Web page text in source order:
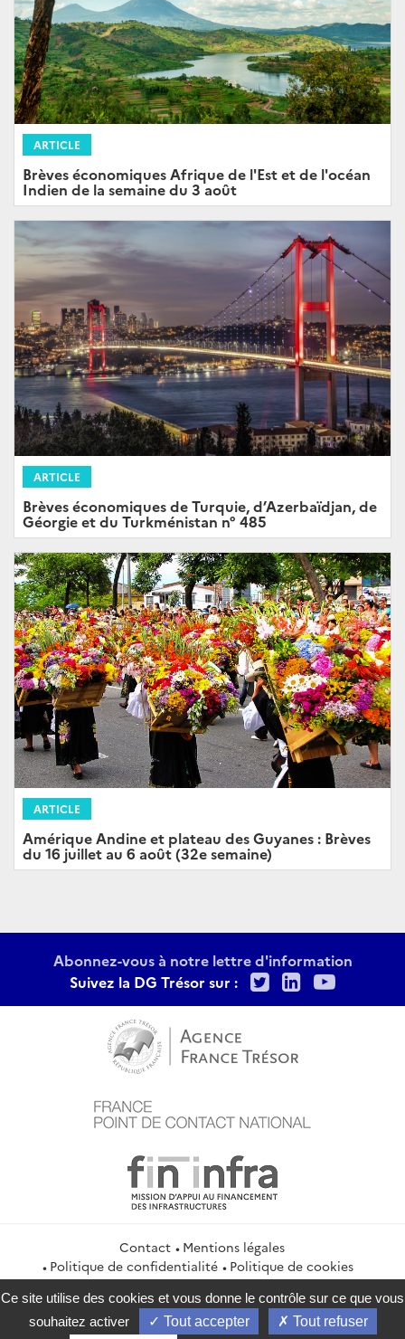
ARTICLE
Brèves économiques Afrique de l'Est et de l'océan
Indien de la semaine du 3 août
ARTICLE
Brèves économiques de Turquie, d’Azerbaïdjan, de
Géorgie et du Turkménistan n° 485
ARTICLE
Amérique Andine et plateau des Guyanes : Brèves
du 16 juillet au 6 août (32e semaine)
Abonnez-vous à notre lettre d'information
Suivez la DG Trésor sur :
TwitterLinkedIn
Contact
Mentions légales
Politique de confidentialité
Politique de cookies
Gestion des cookies
Flux RSS
service-public.gouv.fr
legifrance.gouv.fr
info.gouv.fr
Ce site utilise des cookies et vous donne le contrôle sur ce que vous
souhaitez activer
Tout accepter Tout refuser